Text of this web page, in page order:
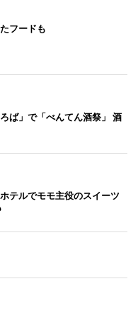
フードも
ば」で「べんてん酒祭」 酒
テルでモモ主役のスイーツ